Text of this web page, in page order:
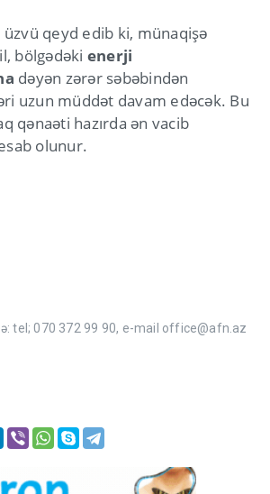
üzvü qeyd edib ki, münaqişə
bölgədəki enerji
dəyən zərər səbəbindən
uzun müddət davam edəcək. Bu
qənaəti hazırda ən vacib
olunur.
tel; 070 372 99 90, e-mail office@afn.az